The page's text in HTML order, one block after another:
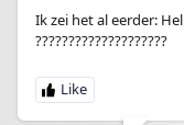
Ik zei het al eerder:
????????????????????